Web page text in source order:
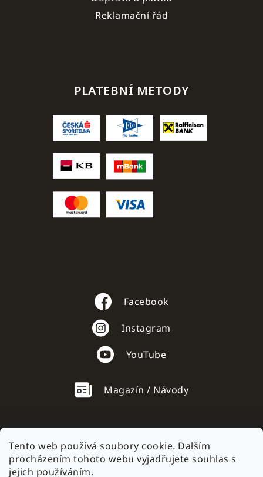
Tento web používá soubory cookie. Dalším
procházením tohoto webu vyjadřujete souhlas s
jejich používáním.
Reklamační řád
PLATEBNÍ METODY
Facebook
Instagram
YouTube
Magazín / Návody
AC mobile.sk